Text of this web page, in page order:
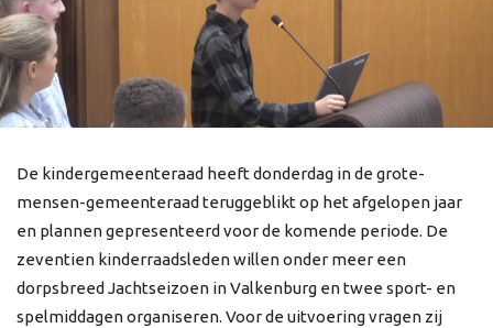
De kindergemeenteraad heeft donderdag in de grote-
mensen-gemeenteraad teruggeblikt op het afgelopen jaar
en plannen gepresenteerd voor de komende periode. De
zeventien kinderraadsleden willen onder meer een
dorpsbreed Jachtseizoen in Valkenburg en twee sport- en
spelmiddagen organiseren. Voor de uitvoering vragen zij